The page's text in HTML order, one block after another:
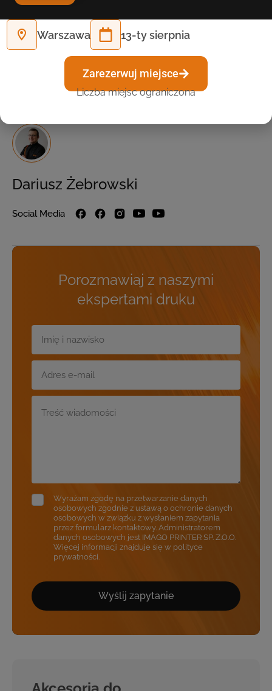
wyróżnić się w branży lodziarskiej!
foremki do lodów wafelki do lodów
Dariusz Żebrowski
Social Media
Porozmawiaj z naszymi
ekspertami druku
Wyrażam zgodę na przetwarzanie danych
osobowych zgodnie z ustawą o ochronie danych
osobowych w związku z wysłaniem zapytania
przez formularz kontaktowy. Administratorem
danych osobowych jest IMAGO PRINTER SP. Z.O.O.
Więcej informacji znajduje się w polityce
prywatności.
Wyślij zapytanie
Warszawa 13-ty sierpnia
Zarezerwuj miejsce
Liczba miejsc ograniczona